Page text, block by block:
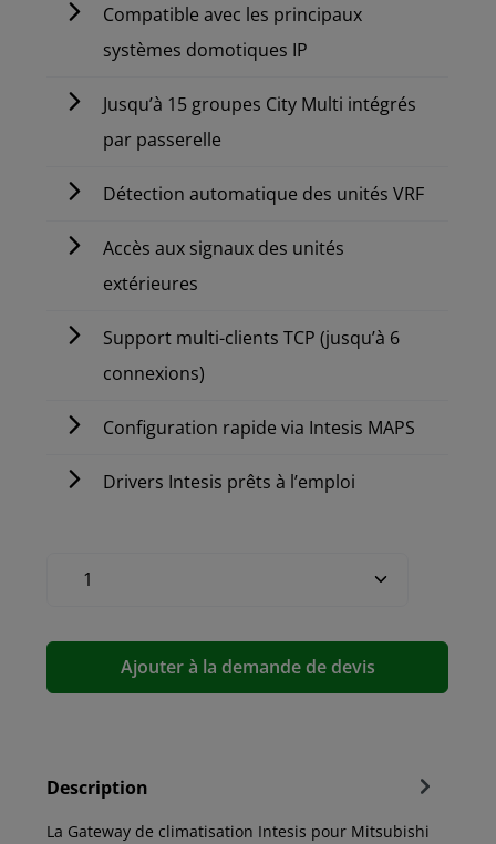
Compatible avec les principaux
systèmes domotiques IP
Jusqu’à 15 groupes City Multi intégrés
par passerelle
Détection automatique des unités VRF
Accès aux signaux des unités
extérieures
Support multi-clients TCP (jusqu’à 6
connexions)
Configuration rapide via Intesis MAPS
Drivers Intesis prêts à l’emploi
Ajouter à la demande de devis
Description
La Gateway de climatisation Intesis pour Mitsubishi